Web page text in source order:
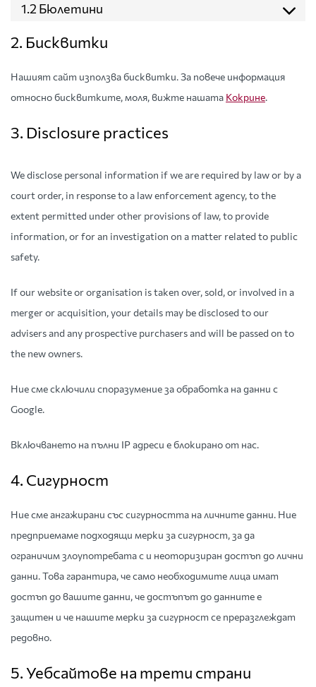
1.2 Бюлетини
2. Бисквитки
Нашият сайт използва бисквитки. За повече информация
относно бисквитките, моля, вижте нашата Кокрине.
3. Disclosure practices
We disclose personal information if we are required by law or by a
court order, in response to a law enforcement agency, to the
extent permitted under other provisions of law, to provide
information, or for an investigation on a matter related to public
safety.
If our website or organisation is taken over, sold, or involved in a
merger or acquisition, your details may be disclosed to our
advisers and any prospective purchasers and will be passed on to
the new owners.
Ние сме сключили споразумение за обработка на данни с
Google.
Включването на пълни IP адреси е блокирано от нас.
4. Сигурност
Ние сме ангажирани със сигурността на личните данни. Ние
предприемаме подходящи мерки за сигурност, за да
ограничим злоупотребата с и неоторизиран достъп до лични
данни. Това гарантира, че само необходимите лица имат
достъп до вашите данни, че достъпът до данните е
защитен и че нашите мерки за сигурност се преразглеждат
редовно.
5. Уебсайтове на трети страни